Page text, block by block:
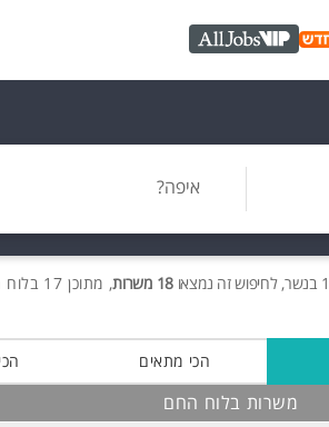
AllJobs VIP
איפה?
18 משרות , מתוכן 17 בלוח החם חינם!
הכי מתאים
משרות בלוח החם